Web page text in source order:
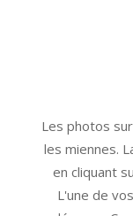
Les photos
les miennes.
en cliquant
L'une de